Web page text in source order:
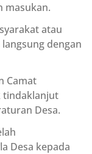
masukan.
atau
dengan
Camat
tindaklanjut
Desa.
Desa kepada